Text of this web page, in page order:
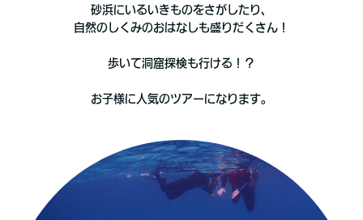
砂浜にいるいきものをさがしたり、
自然のしくみのおはなしも盛りだくさん！
歩いて洞窟探検も行ける！？
お子様に人気のツアーになります。